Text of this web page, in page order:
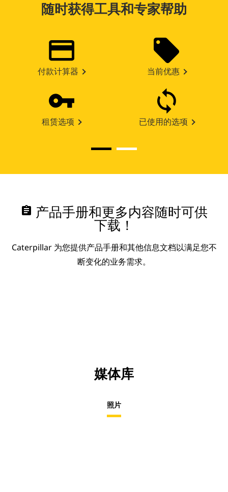
随时获得工具和专家帮助
付款计算器 当前优惠
租赁选项 已使用的选项
assignment 产品手册和更多内容随时可供
下载！
Caterpillar 为您提供产品手册和其他信息文档以满足您不
断变化的业务需求。
媒体库
照片